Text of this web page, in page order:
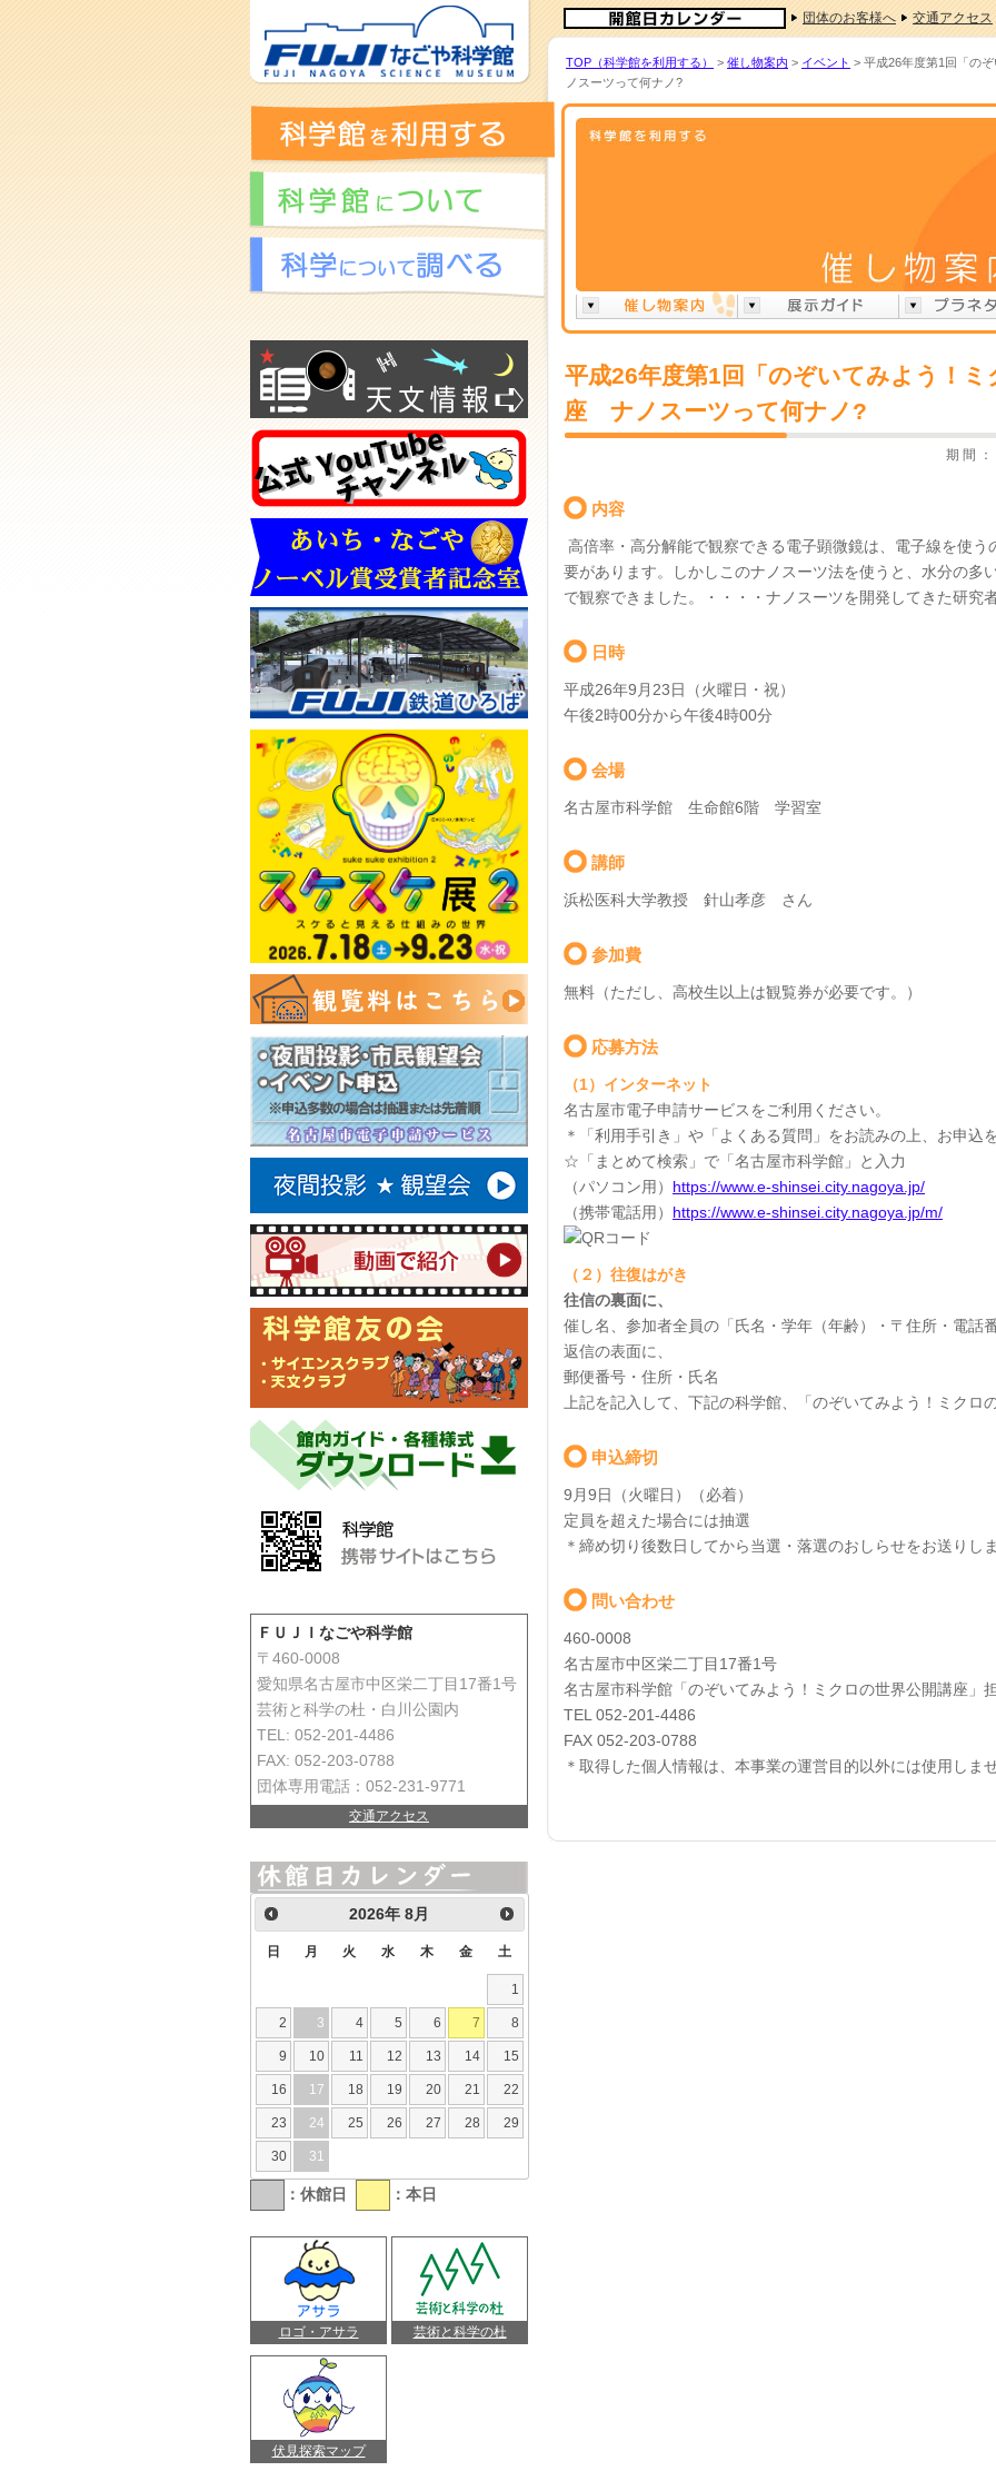
団体のお客様へ 交通アクセス
TOP（科学館を利用する） > 催し物案内 > イベント > 平成26年度第1回「の
ノスーツって何ナノ?
平成26年度第1回「のぞいてみよう！ミ
座 ナノスーツって何ナノ?
期 間 ：
内容
高倍率・高分解能で観察できる電子顕微鏡は、電子線を使
要があります。しかしこのナノスーツ法を使うと、水分の多
で観察できました。・・・・ナノスーツを開発してきた研究
日時
平成26年9月23日（火曜日・祝）
午後2時00分から午後4時00分
会場
名古屋市科学館 生命館6階 学習室
講師
浜松医科大学教授 針山孝彦 さん
参加費
無料（ただし、高校生以上は観覧券が必要です。）
応募方法
（1）インターネット
名古屋市電子申請サービスをご利用ください。
＊「利用手引き」や「よくある質問」をお読みの上、お申込
☆「まとめて検索」で「名古屋市科学館」と入力
（パソコン用） https://www.e-shinsei.city.nagoya.jp/
（携帯電話用） https://www.e-shinsei.city.nagoya.jp/m/
（２）往復はがき
往信の裏面に、
催し名、参加者全員の「氏名・学年（年齢）・〒住所・電話番
返信の表面に、
郵便番号・住所・氏名
上記を記入して、下記の科学館、「のぞいてみよう！ミク
申込締切
9月9日（火曜日）（必着）
定員を超えた場合には抽選
＊締め切り後数日してから当選・落選のおしらせをお送りしま
問い合わせ
460-0008
名古屋市中区栄二丁目17番1号
名古屋市科学館「のぞいてみよう！ミクロの世界公開講座」
TEL 052-201-4486
FAX 052-203-0788
＊取得した個人情報は、本事業の運営目的以外には使用しませ
ＦＵＪＩなごや科学館
〒460-0008
愛知県名古屋市中区栄二丁目17番1号
芸術と科学の杜・白川公園内
TEL: 052-201-4486
FAX: 052-203-0788
団体専用電話：052-231-9771
交通アクセス
2026年8月
日 月 火 水 木 金 土
1
2 3 4 5 6 7 8
9 10 11 12 13 14 15
16 17 18 19 20 21 22
23 24 25 26 27 28 29
30 31
：休館日 ：本日
ロゴ・アサラ 芸術と科学の杜
伏見探索マップ